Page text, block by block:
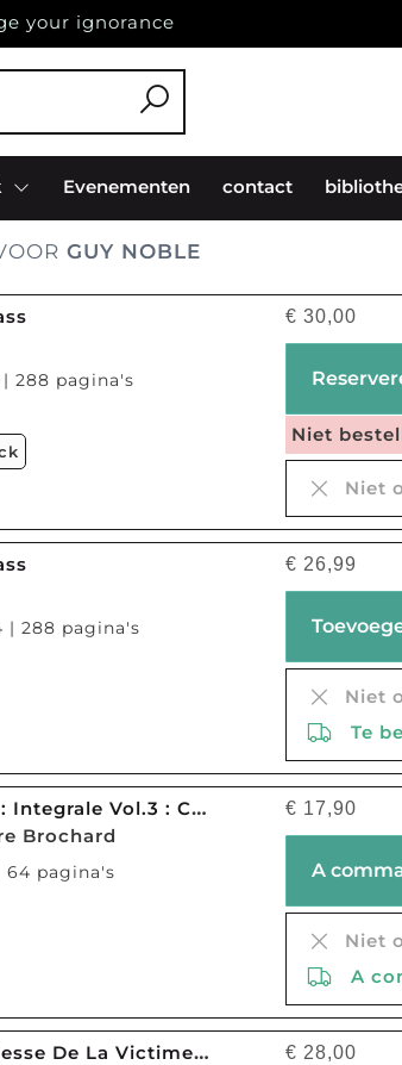
your ignorance
Evenementen contact
GUY NOBLE
| 288 pagina's
€ 30,00
Niet
Niet
| 288 pagina's
€ 26,99
Niet
Te
Perrac La Rapiere : Integrale Vol.3 : Courrier Du Roy ! Le Garde-noble Masque
Brochard
64 pagina's
€ 17,90
A
Niet
A
Les Titres De Noblesse De La Victime Devant La Cour Penale Internationale € 28,00